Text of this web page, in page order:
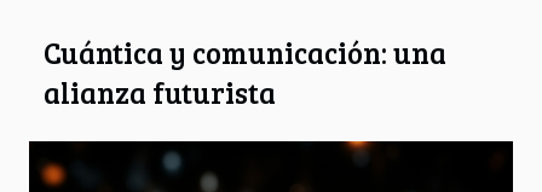
Cuántica y comunicación: una
alianza futurista